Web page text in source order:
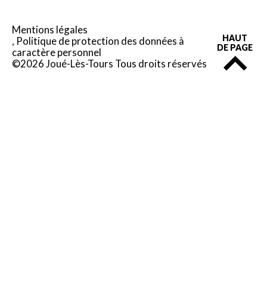
Mentions légales
Politique de protection des données à
caractère personnel
©2026 Joué-Lès-Tours Tous droits réservés
HAUT
DE PAGE